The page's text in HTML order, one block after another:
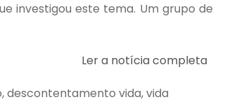
investigou este tema. Um grupo de
Ler a notícia completa
descontentamento vida, vida